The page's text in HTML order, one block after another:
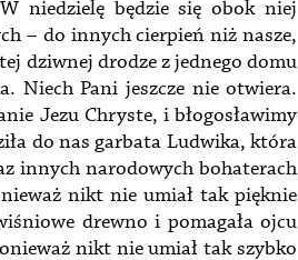
niedzielę będzie się obok niej
– do innych cierpień niż nasze,
dziwnej drodze z jednego domu
Niech Pani jeszcze nie otwiera.
Jezu Chryste, i błogosławimy
do nas garbata Ludwika, która
innych narodowych bohaterach
nikt nie umiał tak pięknie
drewno i pomagała ojcu
nikt nie umiał tak szybko